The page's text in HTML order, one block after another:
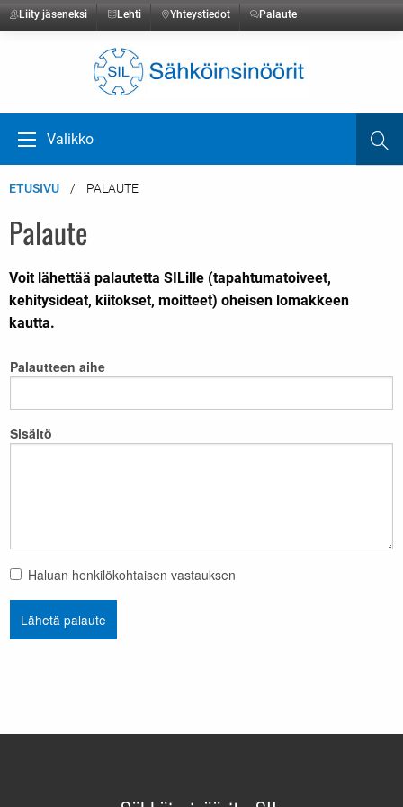
Liity jäseneksi Lehti Yhteystiedot Palaute
Avaa valikko
Valikko
ETUSIVU PALAUTE
Palaute
Voit lähettää palautetta SILille (tapahtumatoiveet,
kehitysideat, kiitokset, moitteet) oheisen lomakkeen
kautta.